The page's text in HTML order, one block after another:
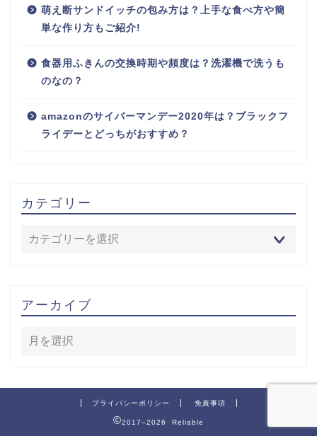
萌え断サンドイッチの包み方は？上手な食べ方や簡
単な作り方もご紹介!
食器用ふきんの交換時期や頻度は？洗濯機で洗うも
のなの？
amazonのサイバーマンデー2020年は？ブラックフ
ライデーとどっちがおすすめ？
カテゴリー
アーカイブ
プライバシーポリシー 免責事項
2017–2026 Reliable